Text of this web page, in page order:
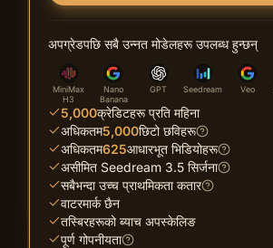
अपग्रेडपछि सबै उन्नत मोडेलहरू उपलब्ध हुन्छन्
MiniMax
H3
Nano
Banana
GPT Seedream Veo
5,000क्रेडिटहरू प्रति महिना
अधिकतम5,000छिटो छविहरू
अधिकतम625आधारभूत भिडियोहरू
असीमित Seedream 3.5 सिर्जना
सबैभन्दा उच्च प्राथमिकता कतार
वाटरमार्क छैन
तस्बिरहरूको ब्याच अपस्केलिङ
पूर्ण गोपनीयता